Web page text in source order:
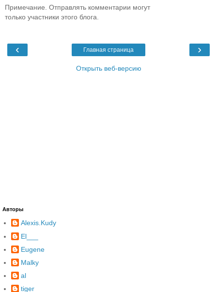
Примечание. Отправлять комментарии могут
только участники этого блога.
‹ ›
Главная страница
Открыть веб-версию
Авторы
Alexis.Kudy
El___
Eugene
Malky
al
tiger